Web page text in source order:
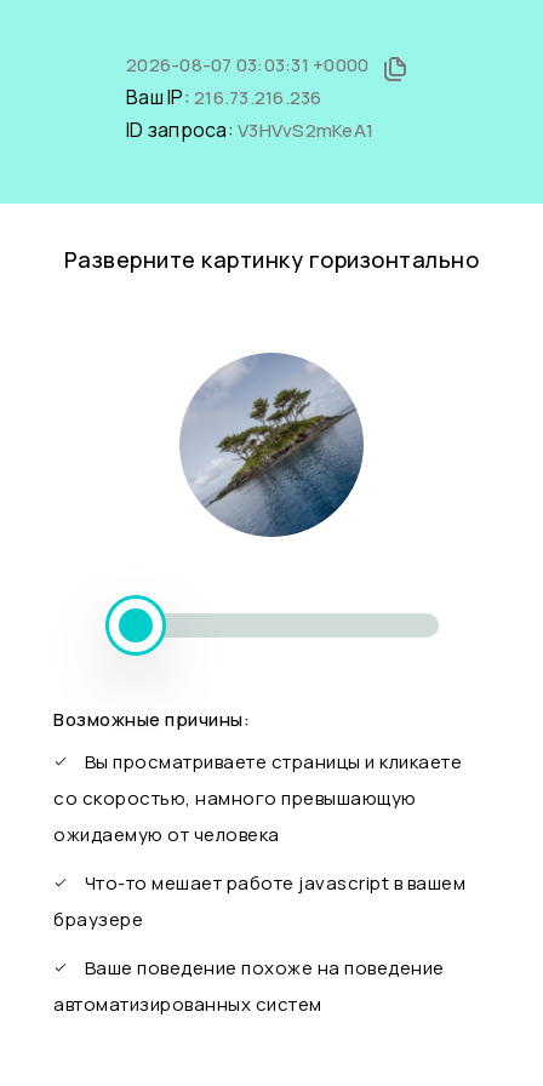
2026-08-07 03:03:31 +0000
Ваш IP: 216.73.216.236
ID запроса: V3HVvS2mKeA1
Разверните картинку горизонтально
Возможные причины:
Вы просматриваете страницы и кликаете
со скоростью, намного превышающую
ожидаемую от человека
Что-то мешает работе javascript в вашем
браузере
Ваше поведение похоже на поведение
автоматизированных систем